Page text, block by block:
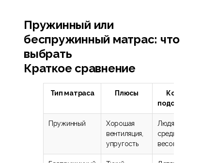
Пружинный или
беспружинный матрас: что
выбрать
Краткое сравнение
Тип матраса Плюсы
Кому
подойдёт
Пружинный
Хорошая
вентиляция,
упругость
Людям со
средним
весом